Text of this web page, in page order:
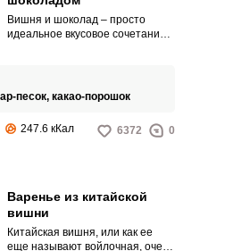
Вишня и шоколад – просто
идеальное вкусовое сочетание и
варить их очень осторожно.
песок, какао-порошок
247.6 кКал 6372 0
Варенье из китайской
вишни
Китайская вишня, или как ее
еще называют войлочная, очень
сетей:
или